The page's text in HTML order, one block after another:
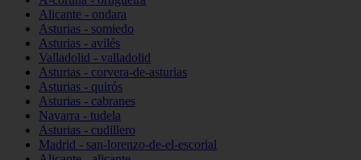
Alicante - ondara
Asturias - somiedo
Asturias - avilés
Valladolid - valladolid
Asturias - corvera-de-asturias
Asturias - quirós
Asturias - cabranes
Navarra - tudela
Asturias - cudillero
Madrid - san-lorenzo-de-el-escorial